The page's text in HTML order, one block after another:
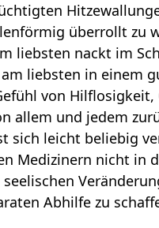
überrollt zu
liebsten nackt im
liebsten in einem
von
allem und jedem
sich leicht beliebig
Medizinern nicht in
Abhilfe zu